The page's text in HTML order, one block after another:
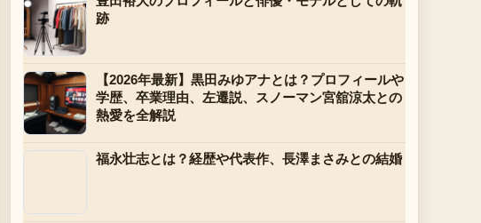
跡
【2026年最新】黒田みゆアナとは？プロフィールや
学歴、卒業理由、左遷説、スノーマン宮舘涼太との
熱愛を全解説
福永壮志とは？経歴や代表作、長澤まさみとの結婚